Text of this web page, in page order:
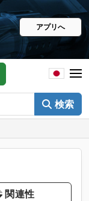
アプリへ
検索
関連性